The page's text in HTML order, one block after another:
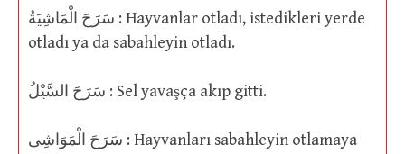
سَرَحَ الْمَاشِيَةُ : Hayvanlar otladı, istedikleri yerde
otladı ya da sabahleyin otladı.
سَرَحَ السَّيْلُ : Sel yavaşça akıp gitti.
سَرَحَ الْمَوَاشِى : Hayvanları sabahleyin otlamaya